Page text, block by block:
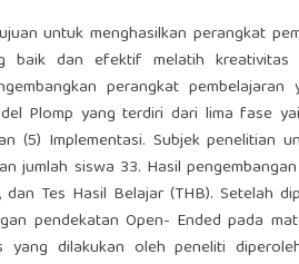
untuk menghasilkan perangkat
baik dan efektif melatih kreativitas
perangkat
Plomp yang terdiri dari lima fase
(5) Implementasi. Subjek
jumlah siswa 33. Hasil
dan Tes Hasil Belajar (THB). Setelah
pendekatan Open- Ended pada
yang dilakukan oleh peneliti